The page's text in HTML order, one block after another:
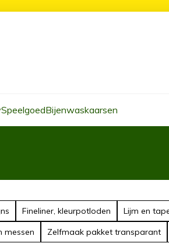
SpeelgoedBijenwaskaarsen
Fineliner, kleurpotloden Lijm en
messen Zelfmaak pakket transparant